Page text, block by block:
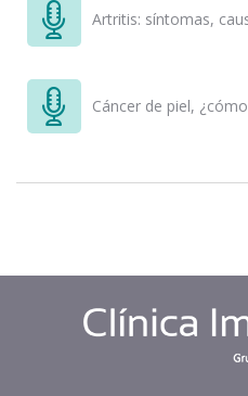
Artritis: síntomas,
Cáncer de piel,